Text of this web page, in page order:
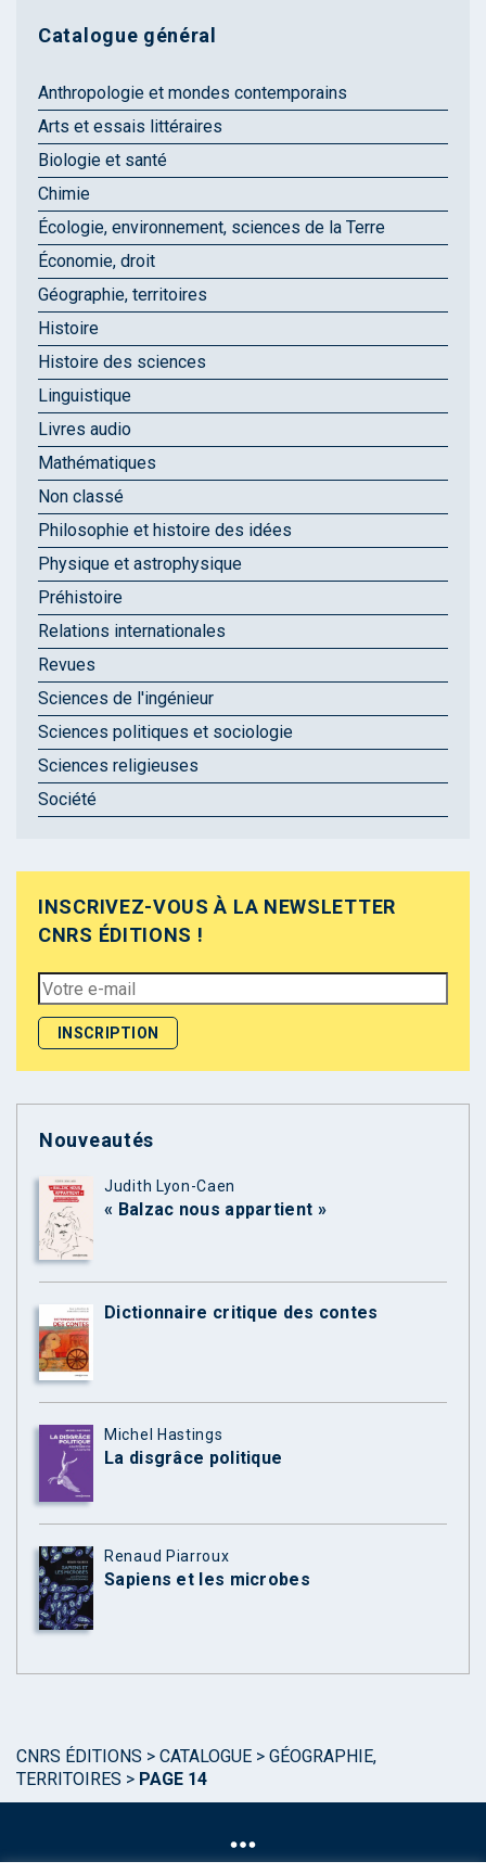
Catalogue général
Anthropologie et mondes contemporains
Arts et essais littéraires
Biologie et santé
Chimie
Écologie, environnement, sciences de la Terre
Économie, droit
Géographie, territoires
Histoire
Histoire des sciences
Linguistique
Livres audio
Mathématiques
Non classé
Philosophie et histoire des idées
Physique et astrophysique
Préhistoire
Relations internationales
Revues
Sciences de l'ingénieur
Sciences politiques et sociologie
Sciences religieuses
Société
INSCRIVEZ-VOUS À LA NEWSLETTER
CNRS ÉDITIONS !
Nouveautés
Judith Lyon-Caen
« Balzac nous appartient »
Dictionnaire critique des contes
Michel Hastings
La disgrâce politique
Renaud Piarroux
Sapiens et les microbes
CNRS ÉDITIONS > CATALOGUE > GÉOGRAPHIE,
TERRITOIRES > PAGE 14